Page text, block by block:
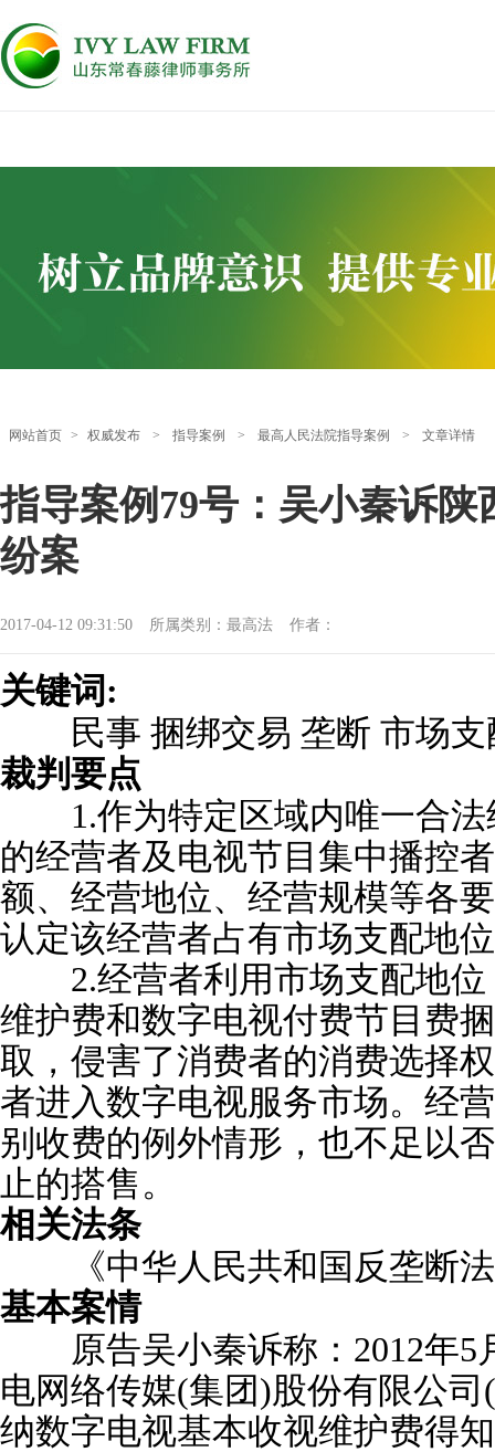
网站首页 > 权威发布 > 指导案例 > 最高人民法院指导案例 > 文章详情
指导案例79号：吴小秦诉
纷案
2017-04-12 09:31:50 所属类别：最高法 作者：
关键词:
民事 捆绑交易 垄断 市场支
裁判要点
1.作为特定区域内唯一合法
的经营者及电视节目集中播控
额、经营地位、经营规模等各
认定该经营者占有市场支配地
2.经营者利用市场支配地位
维护费和数字电视付费节目费
取，侵害了消费者的消费选择
者进入数字电视服务市场。经
别收费的例外情形，也不足以
止的搭售。
相关法条
《中华人民共和国反垄断法
基本案情
原告吴小秦诉称：2012年5
电网络传媒(集团)股份有限公
纳数字电视基本收视维护费得